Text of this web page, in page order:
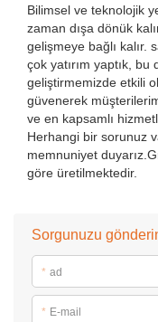
Bilimsel ve teknolojik
zaman dışa dönük
gelişmeye bağlı kalır.
çok yatırım yaptık,
geliştirmemizde etkili
güvenerek
ve en kapsamlı
Herhangi bir sorunuz
memnuniyet
göre üretilmektedir.
Sorgunuzu
* ad
* E-mail